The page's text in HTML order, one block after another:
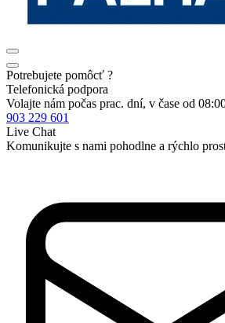
Potrebujete pomôcť ?
Telefonická podpora
Volajte nám počas prac. dní, v čase od
903 229 601
Live Chat
Komunikujte s nami pohodlne a rýchlo